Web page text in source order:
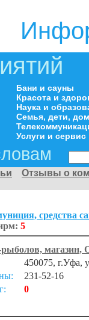
Бани и сауны
Красота и
Наука и
Семья, дети,
Услуги и сервис
Отзывы о
средства
5
магазин,
450075, г.Уфа,
231-52-16
0